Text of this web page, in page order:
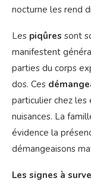
nocturne les rend
Les piqûres sont
manifestent
parties du corps
dos. Ces
particulier chez les
nuisances. La
évidence la
démangeaisons
Les signes à